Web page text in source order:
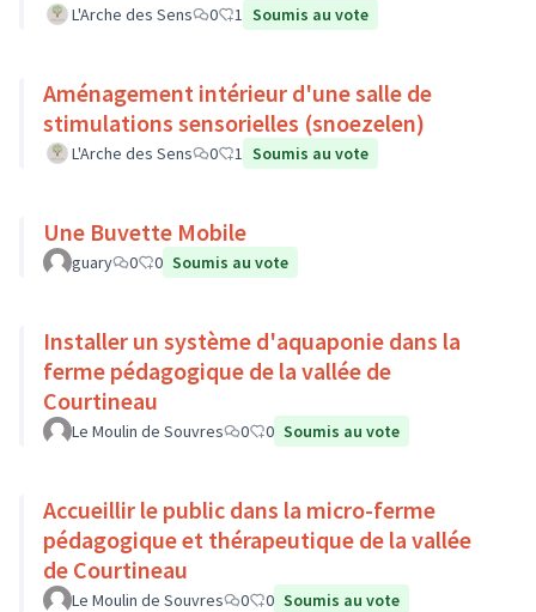
L'Arche des Sens 0 1 Soumis au vote
Aménagement intérieur d'une salle de
stimulations sensorielles (snoezelen)
L'Arche des Sens 0 1 Soumis au vote
Une Buvette Mobile
guary 0 0 Soumis au vote
Installer un système d'aquaponie dans la
ferme pédagogique de la vallée de
Courtineau
Le Moulin de Souvres 0 0 Soumis au vote
Accueillir le public dans la micro-ferme
pédagogique et thérapeutique de la vallée
de Courtineau
Le Moulin de Souvres 0 0 Soumis au vote